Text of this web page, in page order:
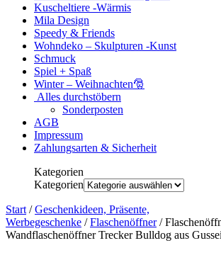
Kuscheltiere -Wärmis
Mila Design
Speedy & Friends
Wohndeko – Skulpturen -Kunst
Schmuck
Spiel + Spaß
Winter – Weihnachten🎅
Alles durchstöbern
Sonderposten
AGB
Impressum
Zahlungsarten & Sicherheit
Kategorien
Kategorien
Start /Geschenkideen, Präsente,
Werbegeschenke /Flaschenöffner/
Wandflaschenöffner Trecker Bulldog aus